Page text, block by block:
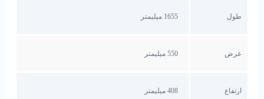
طول 1655 میلیمتر
عرض 550 میلیمتر
ارتفاع 408 میلیمتر